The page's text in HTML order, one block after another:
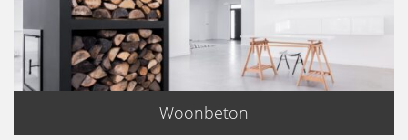
Woonbeton